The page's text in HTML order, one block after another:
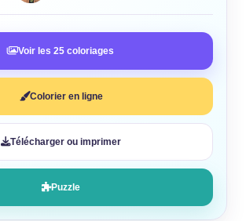
Voir les 25 coloriages
Colorier en ligne
Télécharger ou imprimer
Puzzle